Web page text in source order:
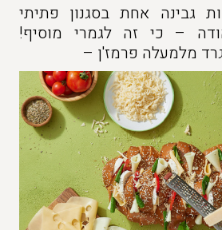
גבינה אחת בסגנון פתיתי
– כי זה לגמרי מוסיף!
מלמעלה פרמז'ן –